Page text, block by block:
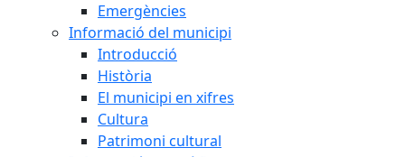
Emergències
Informació del municipi
Introducció
Història
El municipi en xifres
Cultura
Patrimoni cultural